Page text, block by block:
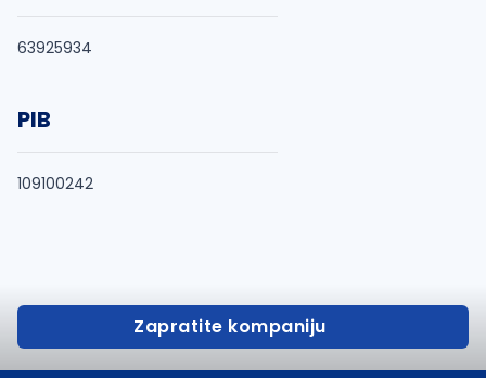
63925934
PIB
109100242
Zapratite kompaniju